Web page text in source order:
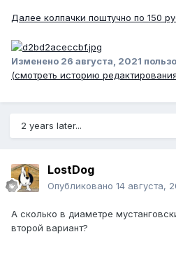
Далее колпачки поштучно по 150
Изменено 26 августа, 2021
(смотреть историю
2 years later...
LostDog
Опубликовано 14 августа,
А сколько в диаметре
второй вариант?